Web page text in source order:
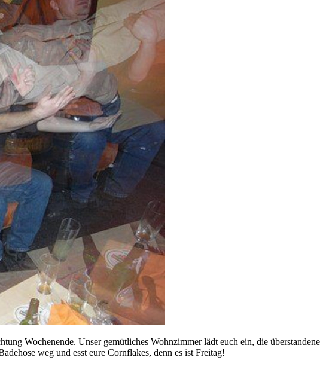
Wochenende. Unser gemütliches Wohnzimmer lädt euch ein, die
weg und esst eure Cornflakes, denn es ist Freitag!